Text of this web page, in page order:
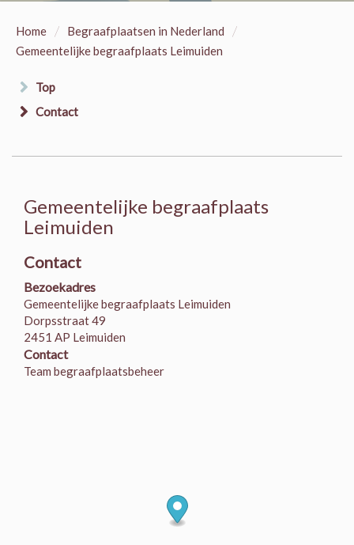
Home / Begraafplaatsen in Nederland /
Gemeentelijke begraafplaats Leimuiden
Top
Contact
Gemeentelijke begraafplaats
Leimuiden
Contact
Bezoekadres
Gemeentelijke begraafplaats Leimuiden
Dorpsstraat 49
2451 AP Leimuiden
Contact
Team begraafplaatsbeheer